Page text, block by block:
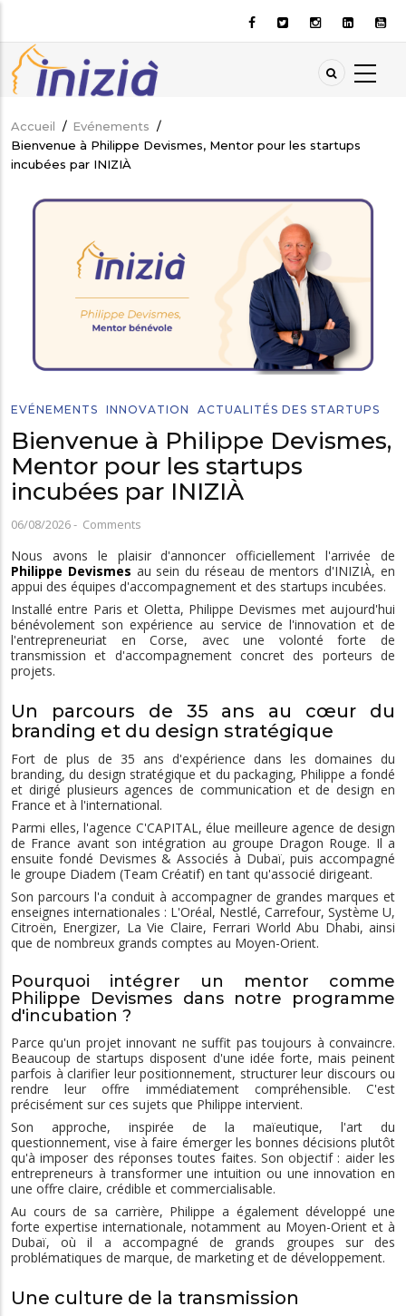
contenu
principal
Fil
d'Ariane
Accueil / Evénements /
Bienvenue à Philippe Devismes, Mentor pour les startups
incubées par INIZIÀ
EVÉNEMENTS INNOVATION ACTUALITÉS DES STARTUPS
Bienvenue à Philippe Devismes,
Mentor pour les startups
incubées par INIZIÀ
06/08/2026- Comments
Nous avons le plaisir d'annoncer officiellement l'arrivée de
Philippe Devismes au sein du réseau de mentors d'INIZIÀ, en
appui des équipes d'accompagnement et des startups incubées.
Installé entre Paris et Oletta, Philippe Devismes met aujourd'hui
bénévolement son expérience au service de l'innovation et de
l'entrepreneuriat en Corse, avec une volonté forte de
transmission et d'accompagnement concret des porteurs de
projets.
Un parcours de 35 ans au cœur du
branding et du design stratégique
Fort de plus de 35 ans d'expérience dans les domaines du
branding, du design stratégique et du packaging, Philippe a fondé
et dirigé plusieurs agences de communication et de design en
France et à l'international.
Parmi elles, l'agence C'CAPITAL, élue meilleure agence de design
de France avant son intégration au groupe Dragon Rouge. Il a
ensuite fondé Devismes & Associés à Dubaï, puis accompagné
le groupe Diadem (Team Créatif) en tant qu'associé dirigeant.
Son parcours l'a conduit à accompagner de grandes marques et
enseignes internationales : L'Oréal, Nestlé, Carrefour, Système U,
Citroën, Energizer, La Vie Claire, Ferrari World Abu Dhabi, ainsi
que de nombreux grands comptes au Moyen-Orient.
Pourquoi intégrer un mentor comme
Philippe Devismes dans notre programme
d'incubation ?
Parce qu'un projet innovant ne suffit pas toujours à convaincre.
Beaucoup de startups disposent d'une idée forte, mais peinent
parfois à clarifier leur positionnement, structurer leur discours ou
rendre leur offre immédiatement compréhensible. C'est
précisément sur ces sujets que Philippe intervient.
Son approche, inspirée de la maïeutique, l'art du
questionnement, vise à faire émerger les bonnes décisions plutôt
qu'à imposer des réponses toutes faites. Son objectif : aider les
entrepreneurs à transformer une intuition ou une innovation en
une offre claire, crédible et commercialisable.
Au cours de sa carrière, Philippe a également développé une
forte expertise internationale, notamment au Moyen-Orient et à
Dubaï, où il a accompagné de grands groupes sur des
problématiques de marque, de marketing et de développement.
Une culture de la transmission